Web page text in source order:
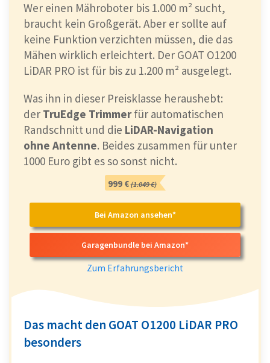
Wer einen Mähroboter bis 1.000 m² sucht,
braucht kein Großgerät. Aber er sollte auf
keine Funktion verzichten müssen, die das
Mähen wirklich erleichtert. Der GOAT O1200
LiDAR PRO ist für bis zu 1.200 m² ausgelegt.
Was ihn in dieser Preisklasse heraushebt:
der TruEdge Trimmerfür automatischen
Randschnitt und die LiDAR-Navigation
ohne Antenne. Beides zusammen für unter
1000 Euro gibt es so sonst nicht.
999 €(1.049 €)
Bei Amazon ansehen*
Garagenbundle bei Amazon*
Zum Erfahrungsbericht
Das macht den GOAT O1200 LiDAR PRO
besonders
ECOVACS
GOAT 0800
Ein moderner Mähroboter, der kleine
Gärten besonders komfortabel pflegt –
ganz ohne Begrenzungskabel und mit
intuitiver App-Steuerung.
perfekt für kleine und verwinkelte Flächen
– durch seine kompakte Größe, kabellose
Installation und zuverlässige Navigation.
Ideal für alle, die